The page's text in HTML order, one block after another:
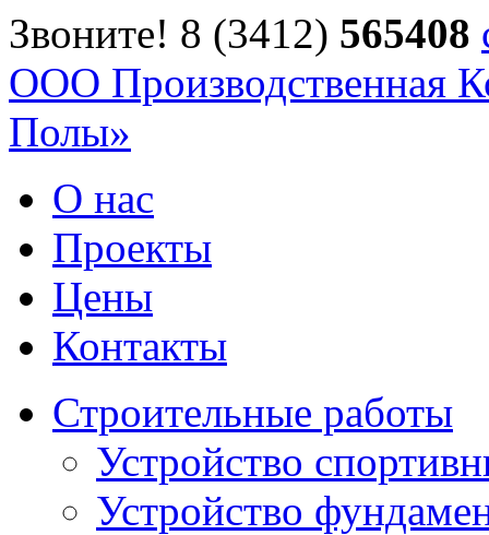
Звоните! 8 (3412) 565408
ООО Производственная
Полы»
О нас
Проекты
Цены
Контакты
Строительные работы
Устройство
Устройство